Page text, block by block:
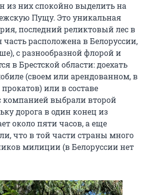
из них спокойно выделить на
Пущу. Это уникальная
последний реликтовый лес в
расположена в Белоруссии,
с разнообразной флорой и
в Брестской области: доехать
(своем или арендованном, в
или в составе
компанией выбрали второй
дорога в один конец из
около пяти часов, а еще
что в той части страны много
милиции (в Белоруссии нет